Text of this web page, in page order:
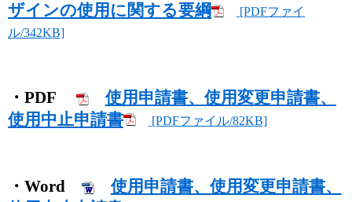
ザインの使用に関する要綱
[PDFファイ
ル/342KB]
・PDF
使用申請書、使用変更申請書、
使用中止申請書
[PDFファイル/82KB]
・Word
使用申請書、使用変更申請書、